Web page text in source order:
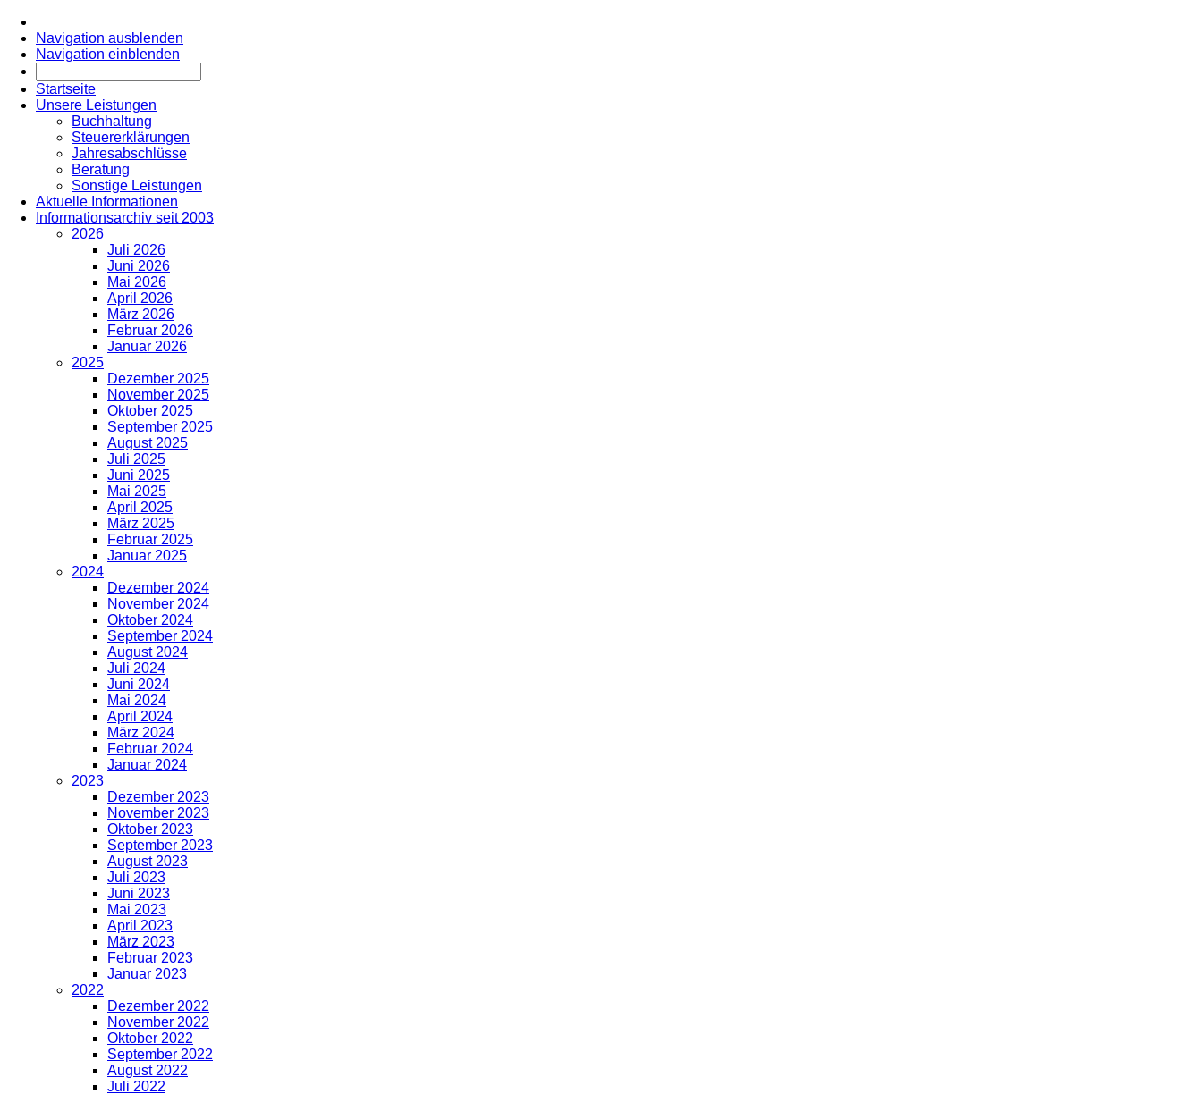
Navigation ausblenden
Navigation einblenden
Startseite
Unsere Leistungen
Buchhaltung
Steuererklärungen
Jahresabschlüsse
Beratung
Sonstige Leistungen
Aktuelle Informationen
Informationsarchiv seit 2003
2026
Juli 2026
Juni 2026
Mai 2026
April 2026
März 2026
Februar 2026
Januar 2026
2025
Dezember 2025
November 2025
Oktober 2025
September 2025
August 2025
Juli 2025
Juni 2025
Mai 2025
April 2025
März 2025
Februar 2025
Januar 2025
2024
Dezember 2024
November 2024
Oktober 2024
September 2024
August 2024
Juli 2024
Juni 2024
Mai 2024
April 2024
März 2024
Februar 2024
Januar 2024
2023
Dezember 2023
November 2023
Oktober 2023
September 2023
August 2023
Juli 2023
Juni 2023
Mai 2023
April 2023
März 2023
Februar 2023
Januar 2023
2022
Dezember 2022
November 2022
Oktober 2022
September 2022
August 2022
Juli 2022